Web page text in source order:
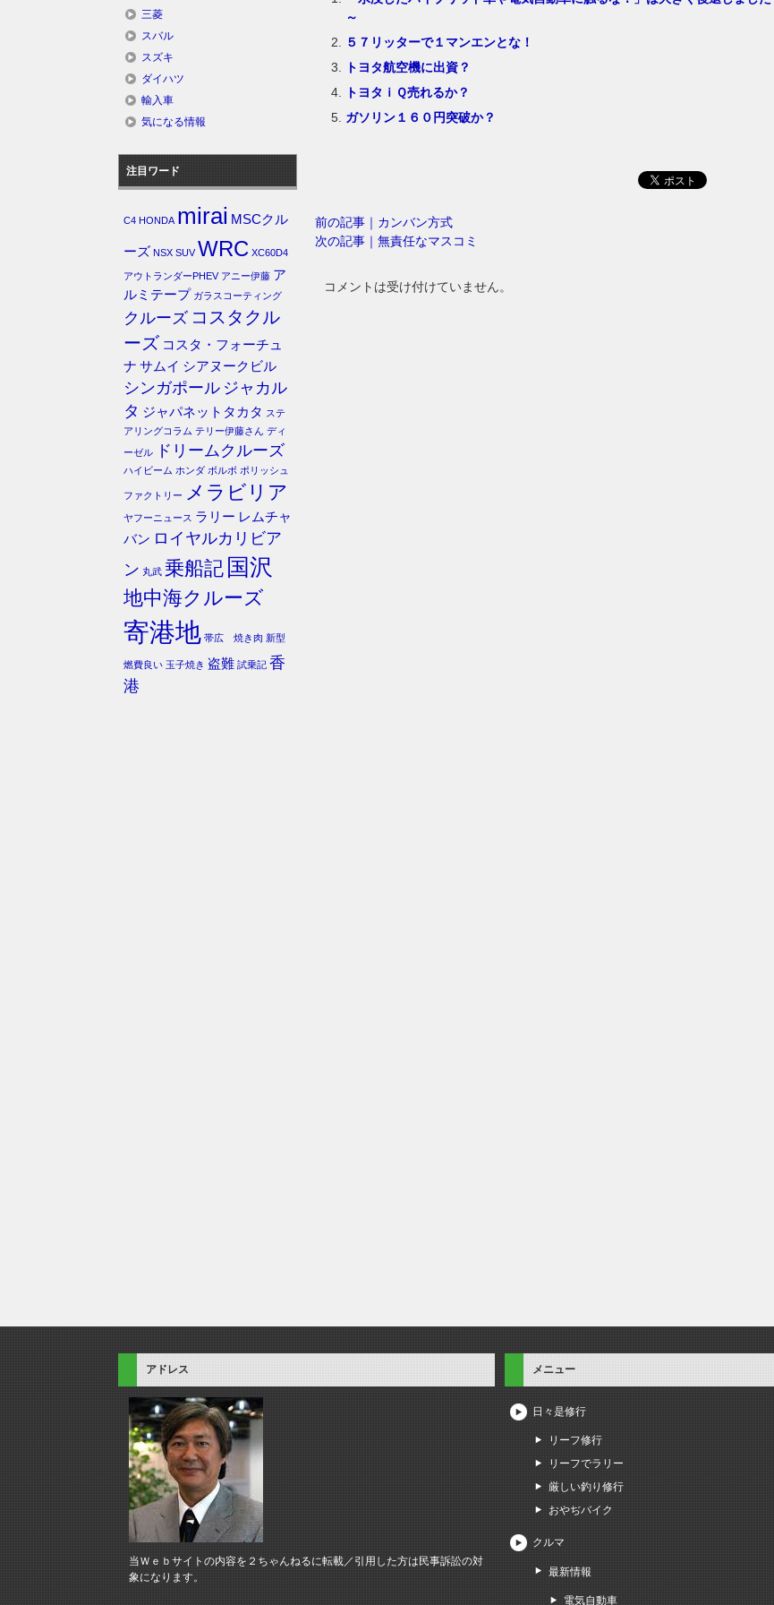
～
５７リッターで１マンエンとな！
トヨタ航空機に出資？
トヨタｉＱ売れるか？
ガソリン１６０円突破か？
前の記事｜カンバン方式
次の記事｜無責任なマスコミ
コメントは受け付けていません。
三菱
スバル
スズキ
ダイハツ
輸入車
気になる情報
注目ワード
C4 HONDA mirai MSCクル
ーズ NSX SUV WRC XC60D4
アウトランダーPHEV アニー伊藤 ア
ルミテープ ガラスコーティング
クルーズ コスタクル
ーズ コスタ・フォーチュ
ナ サムイ シアヌークビル
シンガポール ジャカル
タ ジャパネットタカタ ステ
アリングコラム テリー伊藤さん ディ
ーゼル
ドリームクルーズ
ハイビーム ホンダ ボルボ ポリッシュ
ファクトリー メラビリア
ヤフーニュース ラリー レムチャ
バン ロイヤルカリビア
ン 丸武 乗船記 国沢
地中海クルーズ
寄港地 帯広 焼き肉 新型
燃費良い 玉子焼き 盗難 試乗記 香
港
アドレス
当Ｗｅｂサイトの内容を２ちゃんねるに転載／引用した方は民事訴訟の対
象になります。
メニュー
日々是修行
リーフ修行
リーフでラリー
厳しい釣り修行
おやぢバイク
クルマ
最新情報
電気自動車